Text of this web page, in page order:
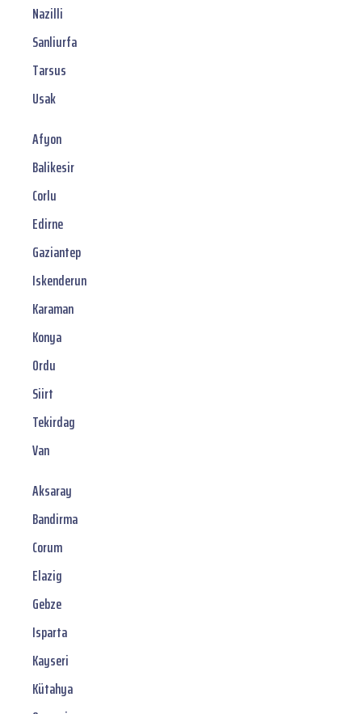
Nazilli
Sanliurfa
Tarsus
Usak
Afyon
Balikesir
Corlu
Edirne
Gaziantep
Iskenderun
Karaman
Konya
Ordu
Siirt
Tekirdag
Van
Aksaray
Bandirma
Corum
Elazig
Gebze
Isparta
Kayseri
Kütahya